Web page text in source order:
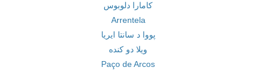
کامارا دلوبوس
Arrentela
پووا د سانتا ایریا
ویلا دو کنده
Paço de Arcos